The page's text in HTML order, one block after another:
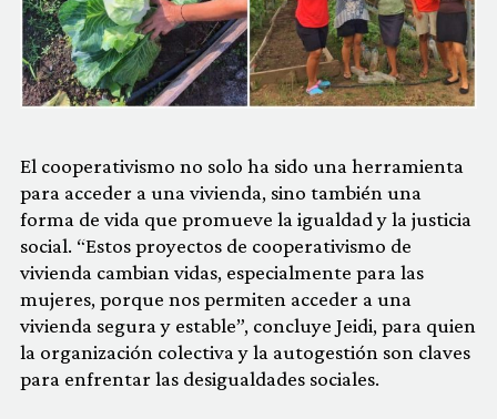
El cooperativismo no solo ha sido una herramienta
para acceder a una vivienda, sino también una
forma de vida que promueve la igualdad y la justicia
social. “Estos proyectos de cooperativismo de
vivienda cambian vidas, especialmente para las
mujeres, porque nos permiten acceder a una
vivienda segura y estable”, concluye Jeidi, para quien
la organización colectiva y la autogestión son claves
para enfrentar las desigualdades sociales.